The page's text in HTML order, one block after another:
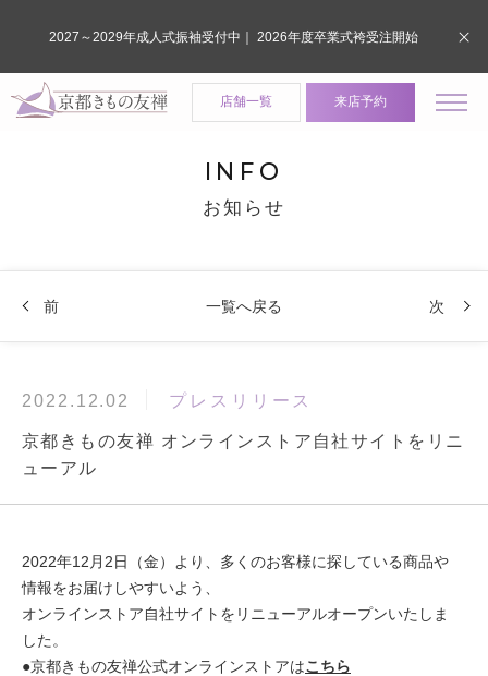
店舗一覧 来店予約
INFO
お知らせ
前 一覧へ戻る 次
2022.12.02 プレスリリース
京都きもの友禅 オンラインストア自社サイトをリニ
ューアル
2022年12月2日（金）より、多くのお客様に探している商品や
情報をお届けしやすいよう、
オンラインストア自社サイトをリニューアルオープンいたしま
した。
●京都きもの友禅公式オンラインストアはこちら
2027～2029年成人式振袖受付中｜ 2026年度卒業式袴受注開始